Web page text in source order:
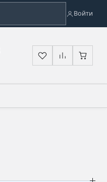
Войти
Избранное